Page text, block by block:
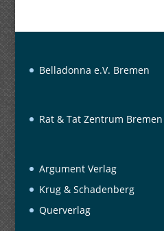
Belladonna e.V. Bremen
Rat & Tat Zentrum Bremen
Argument Verlag
Krug & Schadenberg
Querverlag